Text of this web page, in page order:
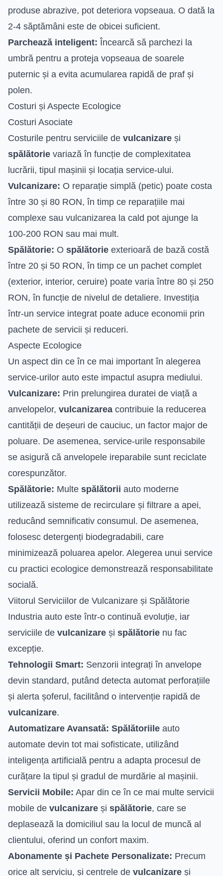
produse abrazive, pot deteriora vopseaua. O dată la
2-4 săptămâni este de obicei suficient.
Parchează inteligent: Încearcă să parchezi la
umbră pentru a proteja vopseaua de soarele
puternic și a evita acumularea rapidă de praf și
polen.
Costuri și Aspecte Ecologice
Costuri Asociate
Costurile pentru serviciile de vulcanizare și
spălătorie variază în funcție de complexitatea
lucrării, tipul mașinii și locația service-ului.
Vulcanizare: O reparație simplă (petic) poate costa
între 30 și 80 RON, în timp ce reparațiile mai
complexe sau vulcanizarea la cald pot ajunge la
100-200 RON sau mai mult.
Spălătorie: O spălătorie exterioară de bază costă
între 20 și 50 RON, în timp ce un pachet complet
(exterior, interior, ceruire) poate varia între 80 și 250
RON, în funcție de nivelul de detaliere. Investiția
într-un service integrat poate aduce economii prin
pachete de servicii și reduceri.
Aspecte Ecologice
Un aspect din ce în ce mai important în alegerea
service-urilor auto este impactul asupra mediului.
Vulcanizare: Prin prelungirea duratei de viață a
anvelopelor, vulcanizarea contribuie la reducerea
cantității de deșeuri de cauciuc, un factor major de
poluare. De asemenea, service-urile responsabile
se asigură că anvelopele ireparabile sunt reciclate
corespunzător.
Spălătorie: Multe spălătorii auto moderne
utilizează sisteme de recirculare și filtrare a apei,
reducând semnificativ consumul. De asemenea,
folosesc detergenți biodegradabili, care
minimizează poluarea apelor. Alegerea unui service
cu practici ecologice demonstrează responsabilitate
socială.
Viitorul Serviciilor de Vulcanizare și Spălătorie
Industria auto este într-o continuă evoluție, iar
serviciile de vulcanizare și spălătorie nu fac
excepție.
Tehnologii Smart: Senzorii integrați în anvelope
devin standard, putând detecta automat perforațiile
și alerta șoferul, facilitând o intervenție rapidă de
vulcanizare.
Automatizare Avansată: Spălătoriile auto
automate devin tot mai sofisticate, utilizând
inteligența artificială pentru a adapta procesul de
curățare la tipul și gradul de murdărie al mașinii.
Servicii Mobile: Apar din ce în ce mai multe servicii
mobile de vulcanizare și spălătorie, care se
deplasează la domiciliul sau la locul de muncă al
clientului, oferind un confort maxim.
Abonamente și Pachete Personalizate: Precum
orice alt serviciu, și centrele de vulcanizare și